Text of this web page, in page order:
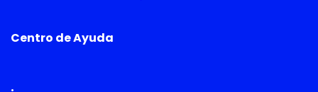
Centro de Ayuda